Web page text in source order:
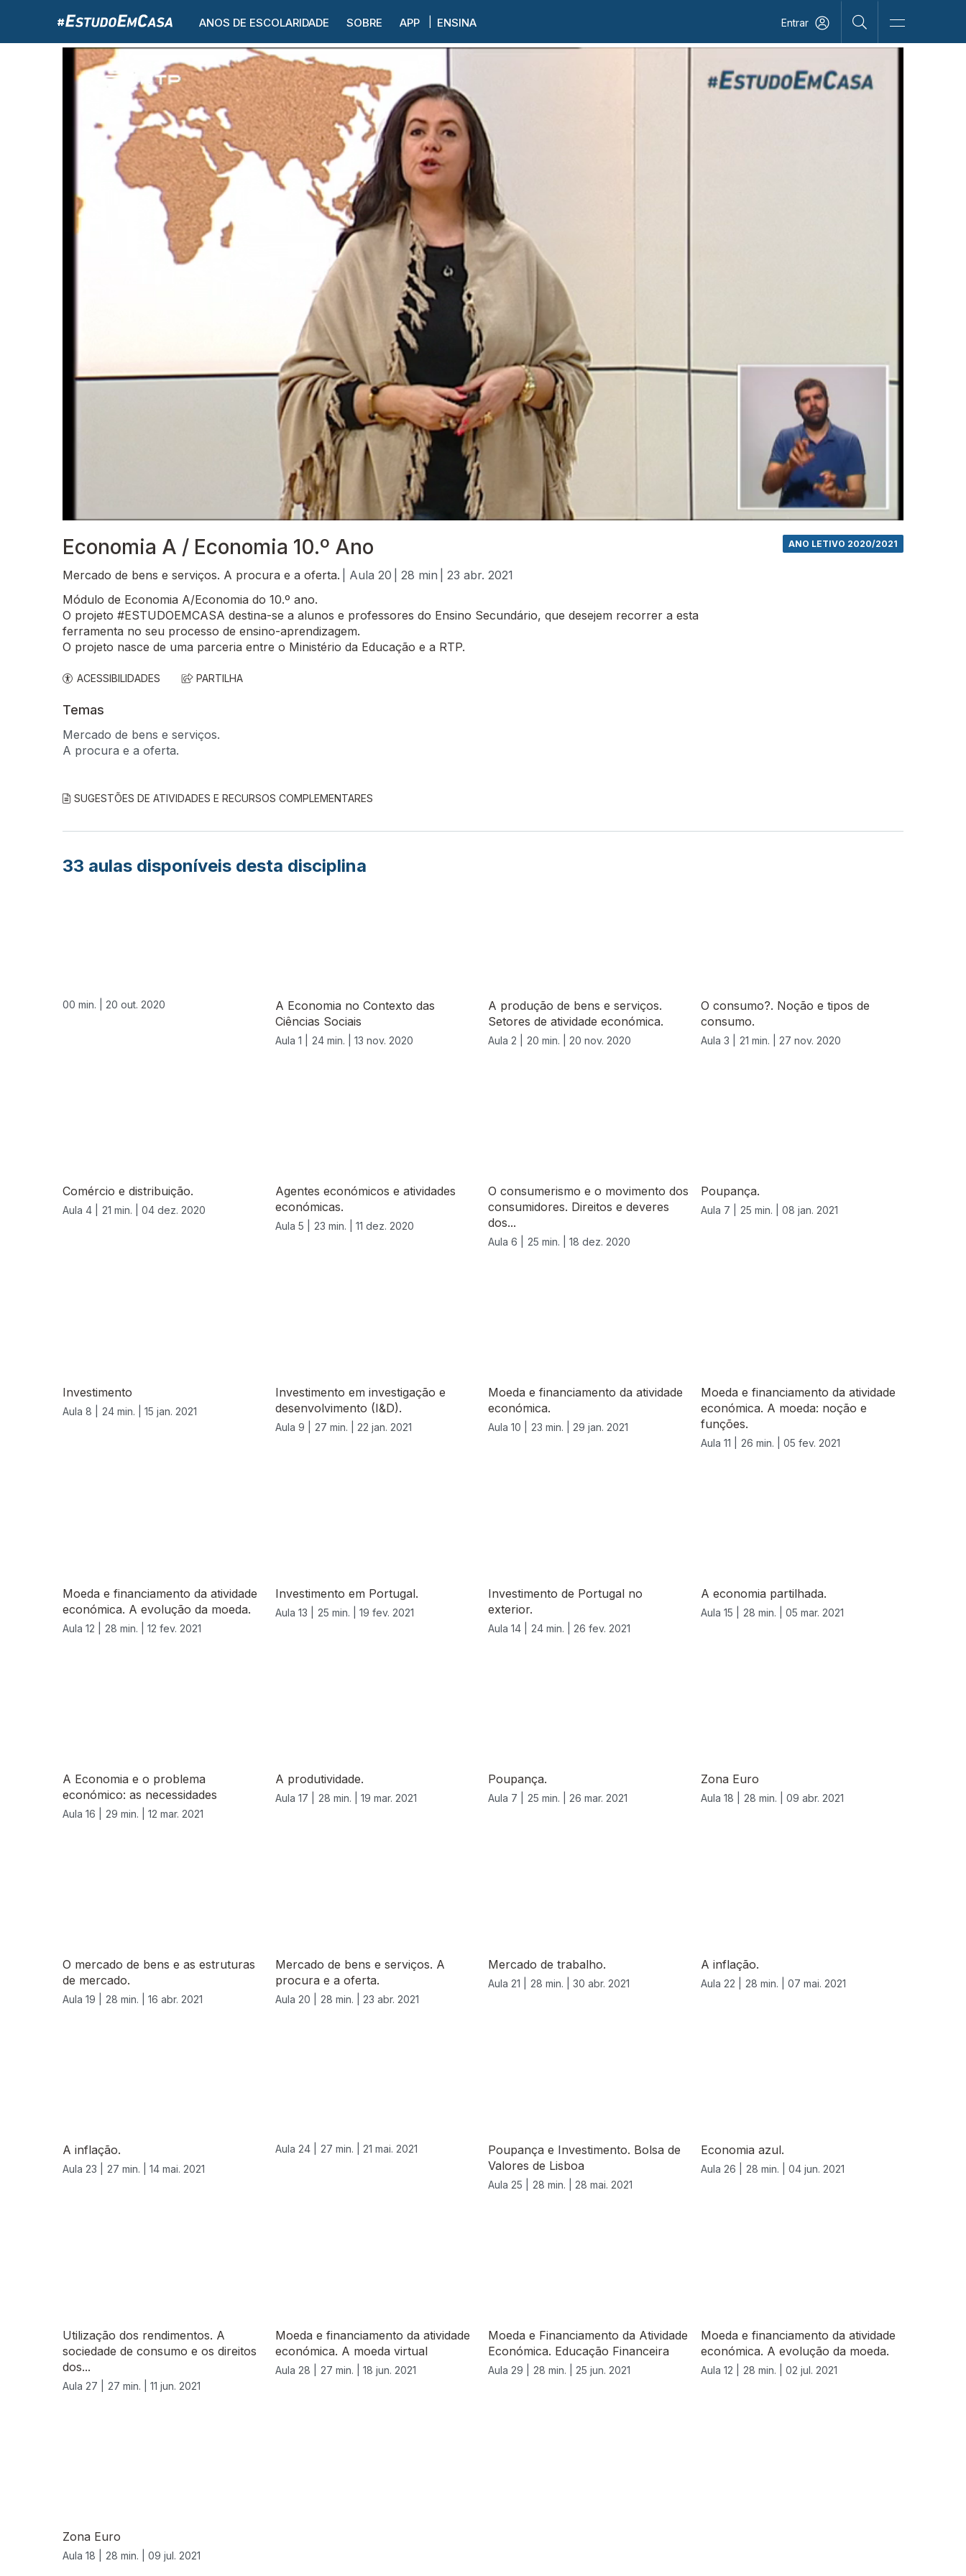
ANOS DE ESCOLARIDADE SOBRE APP ENSINA Entrar
Economia A / Economia 10.º Ano
Mercado de bens e serviços. A procura e a oferta. | Aula 20 | 28 min | 23 abr. 2021
ANO LETIVO 2020/2021
Módulo de Economia A/Economia do 10.º ano.
O projeto #ESTUDOEMCASA destina-se a alunos e professores do Ensino Secundário, que desejem recorrer a esta
ferramenta no seu processo de ensino-aprendizagem.
O projeto nasce de uma parceria entre o Ministério da Educação e a RTP.
ACESSIBILIDADES PARTILHA
Temas
Mercado de bens e serviços.
A procura e a oferta.
SUGESTÕES DE ATIVIDADES E RECURSOS COMPLEMENTARES
33 aulas disponíveis desta disciplina
00 min. | 20 out. 2020
A Economia no Contexto das
Ciências Sociais
Aula 1 | 24 min. | 13 nov. 2020
A produção de bens e serviços.
Setores de atividade económica.
Aula 2 | 20 min. | 20 nov. 2020
O consumo?. Noção e tipos de
consumo.
Aula 3 | 21 min. | 27 nov. 2020
Comércio e distribuição.
Aula 4 | 21 min. | 04 dez. 2020
Agentes económicos e atividades
económicas.
Aula 5 | 23 min. | 11 dez. 2020
O consumerismo e o movimento dos
consumidores. Direitos e deveres
dos...
Aula 6 | 25 min. | 18 dez. 2020
Poupança.
Aula 7 | 25 min. | 08 jan. 2021
Investimento
Aula 8 | 24 min. | 15 jan. 2021
Investimento em investigação e
desenvolvimento (I&D).
Aula 9 | 27 min. | 22 jan. 2021
Moeda e financiamento da atividade
económica.
Aula 10 | 23 min. | 29 jan. 2021
Moeda e financiamento da atividade
económica. A moeda: noção e
funções.
Aula 11 | 26 min. | 05 fev. 2021
Moeda e financiamento da atividade
económica. A evolução da moeda.
Aula 12 | 28 min. | 12 fev. 2021
Investimento em Portugal.
Aula 13 | 25 min. | 19 fev. 2021
Investimento de Portugal no
exterior.
Aula 14 | 24 min. | 26 fev. 2021
A economia partilhada.
Aula 15 | 28 min. | 05 mar. 2021
A Economia e o problema
económico: as necessidades
Aula 16 | 29 min. | 12 mar. 2021
A produtividade.
Aula 17 | 28 min. | 19 mar. 2021
Poupança.
Aula 7 | 25 min. | 26 mar. 2021
Zona Euro
Aula 18 | 28 min. | 09 abr. 2021
O mercado de bens e as estruturas
de mercado.
Aula 19 | 28 min. | 16 abr. 2021
Mercado de bens e serviços. A
procura e a oferta.
Aula 20 | 28 min. | 23 abr. 2021
Mercado de trabalho.
Aula 21 | 28 min. | 30 abr. 2021
A inflação.
Aula 22 | 28 min. | 07 mai. 2021
A inflação.
Aula 23 | 27 min. | 14 mai. 2021
Aula 24 | 27 min. | 21 mai. 2021
Poupança e Investimento. Bolsa de
Valores de Lisboa
Aula 25 | 28 min. | 28 mai. 2021
Economia azul.
Aula 26 | 28 min. | 04 jun. 2021
Utilização dos rendimentos. A
sociedade de consumo e os direitos
dos...
Aula 27 | 27 min. | 11 jun. 2021
Moeda e financiamento da atividade
económica. A moeda virtual
Aula 28 | 27 min. | 18 jun. 2021
Moeda e Financiamento da Atividade
Económica. Educação Financeira
Aula 29 | 28 min. | 25 jun. 2021
Moeda e financiamento da atividade
económica. A evolução da moeda.
Aula 12 | 28 min. | 02 jul. 2021
Zona Euro
Aula 18 | 28 min. | 09 jul. 2021